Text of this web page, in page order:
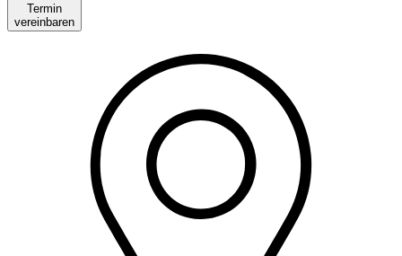
Termin
vereinbaren